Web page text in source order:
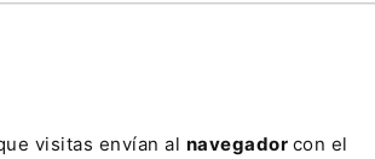
visitas envían al navegador con el